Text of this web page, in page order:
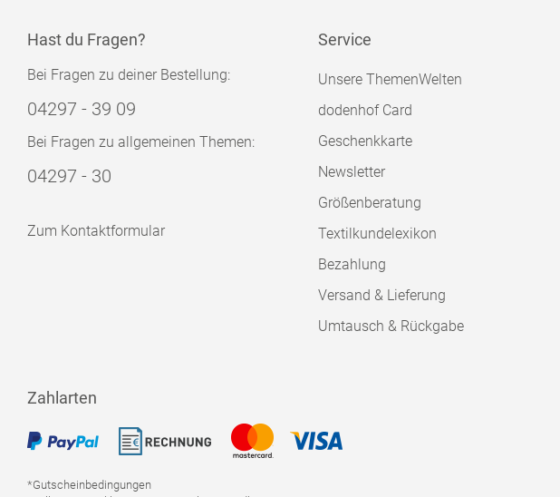
Hast du Fragen?
Bei Fragen zu deiner Bestellung:
04297 - 39 09
Bei Fragen zu allgemeinen Themen:
04297 - 30
Zum Kontaktformular
Service
Unsere ThemenWelten
dodenhof Card
Geschenkkarte
Newsletter
Größenberatung
Textilkundelexikon
Bezahlung
Versand & Lieferung
Umtausch & Rückgabe
Zahlarten
*Gutscheinbedingungen